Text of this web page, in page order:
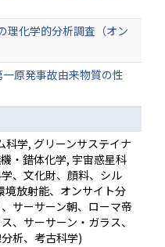
理化学的分析調査（オン
原発事故由来物質の性
科学, グリーンサステイナ
・錯体化学, 宇宙惑星科
、文化財、顔料、シル
境放射能、オンサイト分
サーサーン朝、ローマ帝
、サーサーン・ガラス、
析、考古科学)